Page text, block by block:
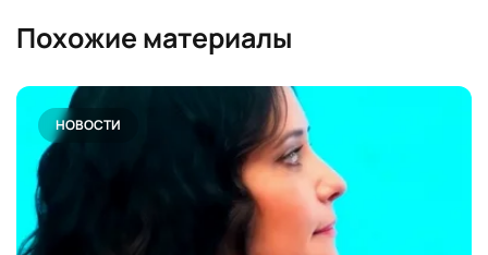
Похожие материалы
НОВОСТИ